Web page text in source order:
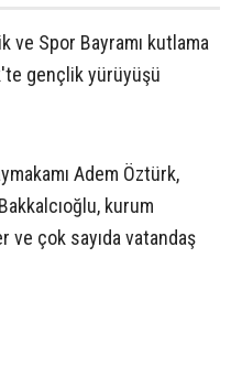
ve Spor Bayramı kutlama
gençlik yürüyüşü
Adem Öztürk,
kurum
çok sayıda vatandaş